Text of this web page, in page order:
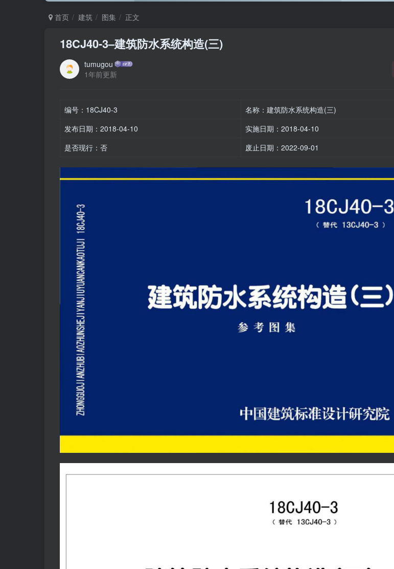
首页 建筑 图集 正文
18CJ40-3–建筑防水系统构造(三)
tumugou
1年前更新
编号：18CJ40-3
名称：建筑防水系统构造(三)
发布日期：2018-04-10
实施日期：2018-04-10
是否现行：否
废止日期：2022-09-01